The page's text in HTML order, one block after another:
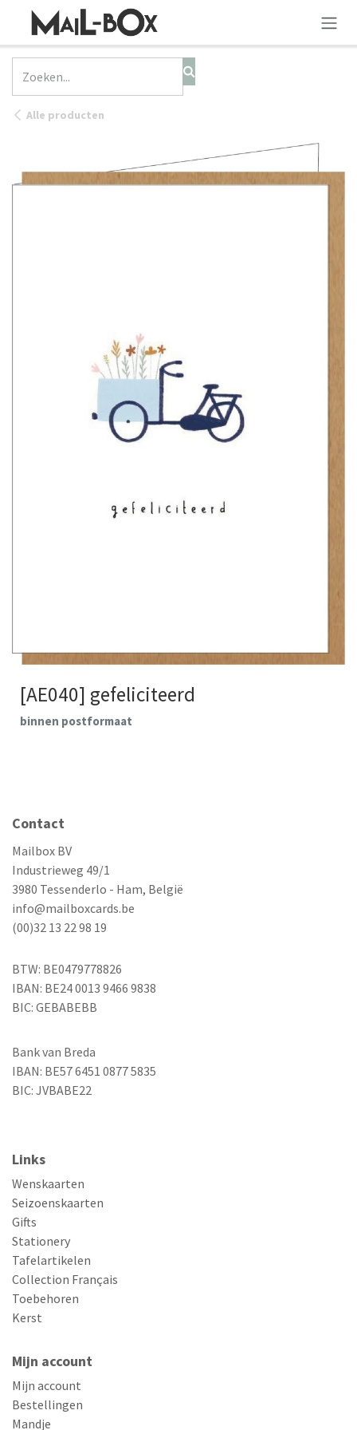
OVERSLAAN NAAR INHOUD
Alle producten
[AE040] gefeliciteerd
binnen postformaat
Contact
Mailbox BV
Industrieweg 49/1
3980 Tessenderlo - Ham, België
info@mailboxcards.be
(00)32 13 22 98 19
BTW: BE0479778826
IBAN: BE24 0013 9466 9838
BIC: GEBABEBB
Bank van Breda
IBAN: BE57 6451 0877 5835
BIC: JVBABE22
Links
Wenskaarten
Seizoenskaarten
Gifts
Stationery
Tafelartikelen
Collection Français
Toebehoren
Kerst
Mijn account
Mijn account
Bestellingen
Mandje